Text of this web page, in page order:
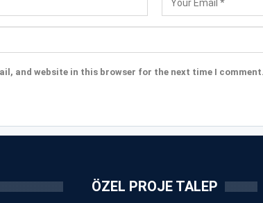
and website in this browser for the next time I comment.
ÖZEL PROJE TALEP